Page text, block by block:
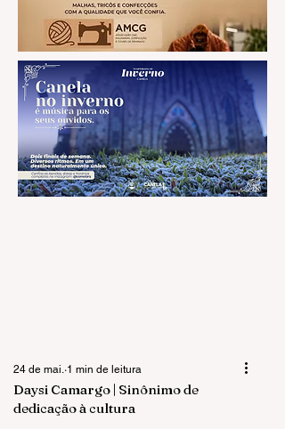
Daysi Camargo | Sinônimo de
dedicação à cultura
24 de mai. 1 min de leitura